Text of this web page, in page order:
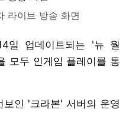
라이브 방송 화면
일 업데이트되는 '뉴 월
모두 인게임 플레이를 통
인 '크라본' 서버의 운영